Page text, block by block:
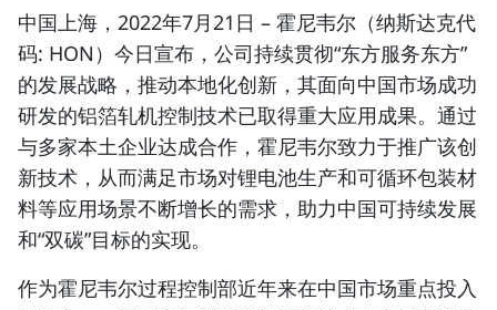
中国上海，2022年7月21日 – 霍尼韦尔（纳斯达克代
码: HON ）今日宣布，公司持续贯彻“东方服务东方”
的发展战略，推动本地化创新，其面向中国市场成功
研发的铝箔轧机控制技术已取得重大应用成果。通过
与多家本土企业达成合作，霍尼韦尔致力于推广该创
新技术，从而满足市场对锂电池生产和可循环包装材
料等应用场景不断增长的需求，助力中国可持续发展
和“双碳”目标的实现。
作为霍尼韦尔过程控制部近年来在中国市场重点投入